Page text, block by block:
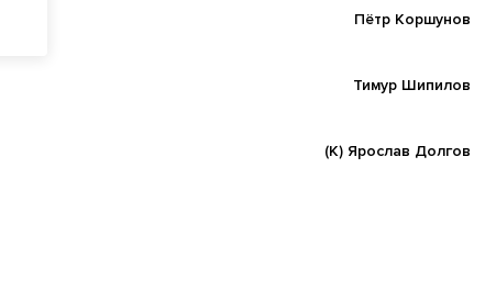
Пëтр Коршунов
Тимур Шипилов
Ярослав Долгов
(К)